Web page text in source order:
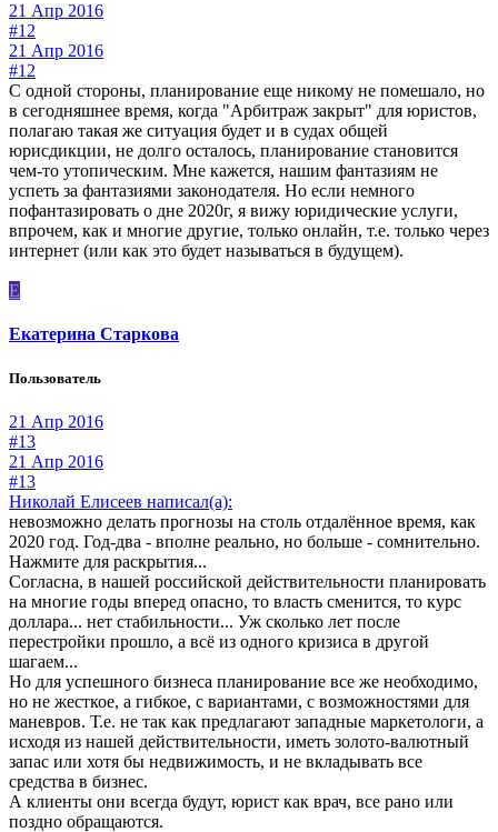
21 Апр 2016
#12
21 Апр 2016
#12
С одной стороны, планирование еще никому не помешало, но
в сегодняшнее время, когда "Арбитраж закрыт" для юристов,
полагаю такая же ситуация будет и в судах общей
юрисдикции, не долго осталось, планирование становится
чем-то утопическим. Мне кажется, нашим фантазиям не
успеть за фантазиями законодателя. Но если немного
пофантазировать о дне 2020г, я вижу юридические услуги,
впрочем, как и многие другие, только онлайн, т.е. только через
интернет (или как это будет называться в будущем).
Е
Екатерина Старкова
Пользователь
21 Апр 2016
#13
21 Апр 2016
#13
Николай Елисеев написал(а):
невозможно делать прогнозы на столь отдалённое время, как
2020 год. Год-два - вполне реально, но больше - сомнительно.
Нажмите для раскрытия...
Согласна, в нашей российской действительности планировать
на многие годы вперед опасно, то власть сменится, то курс
доллара... нет стабильности... Уж сколько лет после
перестройки прошло, а всё из одного кризиса в другой
шагаем...
Но для успешного бизнеса планирование все же необходимо,
но не жесткое, а гибкое, с вариантами, с возможностями для
маневров. Т.е. не так как предлагают западные маркетологи, а
исходя из нашей действительности, иметь золото-валютный
запас или хотя бы недвижимость, и не вкладывать все
средства в бизнес.
А клиенты они всегда будут, юрист как врач, все рано или
поздно обращаются.